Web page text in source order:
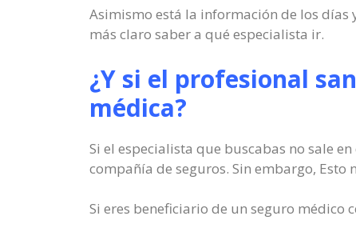
Asimismo está la información de los días
más claro saber a qué especialista ir.
¿Y si el profesional
médica?
Si el especialista que buscabas no sale
compañía de seguros. Sin embargo,
Si eres beneficiario de un seguro médico